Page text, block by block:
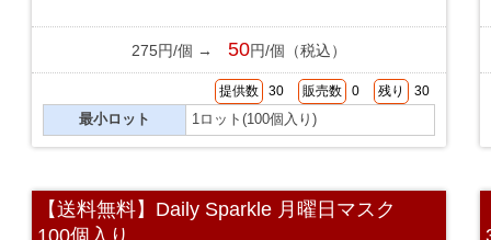
275円/個 → 50円/個（税込）
提供数 30 販売数 0 残り 30
最小ロット 1ロット(100個入り)
【送料無料】Daily Sparkle 月曜日マスク
100個入り